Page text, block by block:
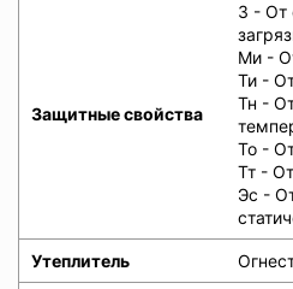
Защитные свойства
З - От
Ми -
Ти -
Тн -
То -
Тт -
Эс -
Утеплитель